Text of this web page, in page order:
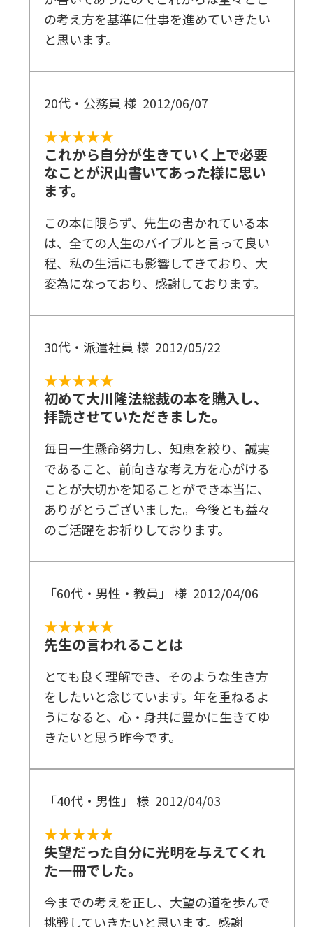
の考え方を基準に仕事を進めていきたい
と思います。
20代・公務員 様 2012/06/07
★★★★★
これから自分が生きていく上で必要
なことが沢山書いてあった様に思い
ます。
この本に限らず、先生の書かれている本
は、全ての人生のバイブルと言って良い
程、私の生活にも影響してきており、大
変為になっており、感謝しております。
30代・派遣社員 様 2012/05/22
★★★★★
初めて大川隆法総裁の本を購入し、
拝読させていただきました。
毎日一生懸命努力し、知恵を絞り、誠実
であること、前向きな考え方を心がける
ことが大切かを知ることができ本当に、
ありがとうございました。今後とも益々
のご活躍をお祈りしております。
「60代・男性・教員」 様 2012/04/06
★★★★★
先生の言われることは
とても良く理解でき、そのような生き方
をしたいと念じています。年を重ねるよ
うになると、心・身共に豊かに生きてゆ
きたいと思う昨今です。
「40代・男性」 様 2012/04/03
★★★★★
失望だった自分に光明を与えてくれ
た一冊でした。
今までの考えを正し、大望の道を歩んで
挑戦していきたいと思います。感謝